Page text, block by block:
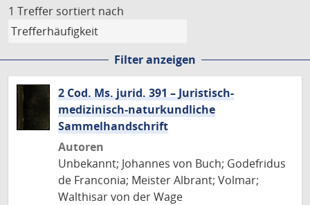
1 Treffer sortiert nach
Filter anzeigen
2 Cod. Ms. jurid. 391 – Juristisch-
medizinisch-naturkundliche
Sammelhandschrift
Autoren
Unbekannt; Johannes von Buch; Godefridus
de Franconia; Meister Albrant; Volmar;
Walthisar von der Wage